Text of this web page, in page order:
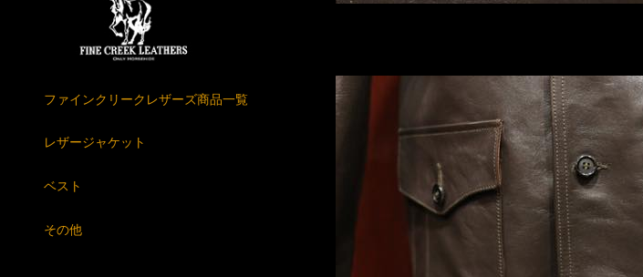
ファインクリークレザーズ商品一覧
レザージャケット
ベスト
その他